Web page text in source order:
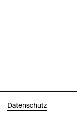
Datenschutz